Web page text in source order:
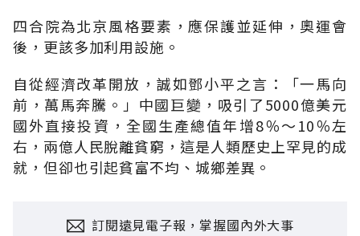
四合院為北京風格要素，應保護並延伸，奧運會
後，更該多加利用設施。
自從經濟改革開放，誠如鄧小平之言：「一馬向
前，萬馬奔騰。」中國巨變，吸引了5000億美元
國外直接投資，全國生產總值年增8％～10％左
右，兩億人民脫離貧窮，這是人類歷史上罕見的成
就，但卻也引起貧富不均、城鄉差異。
訂閱遠見電子報，掌握國內外大事